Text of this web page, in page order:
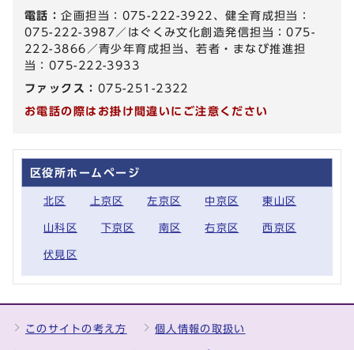
電話：企画担当：075-222-3922、健全育成担当：
075-222-3987／はぐくみ文化創造発信担当：075-
222-3866／青少年育成担当、若者・まなび推進担
当：075-222-3933
ファックス： 075-251-2322
お電話の際はお掛け間違いにご注意ください
区役所ホームページ
北区 上京区 左京区 中京区 東山区
山科区 下京区 南区 右京区 西京区
伏見区
このサイトの考え方 個人情報の取扱い